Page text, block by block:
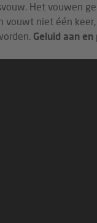
Het vouwen
vouwt niet één
Geluid aan en